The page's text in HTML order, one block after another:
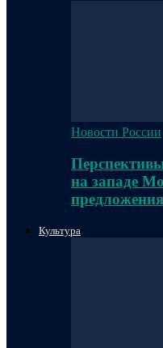
Новости России
на западе
Культура